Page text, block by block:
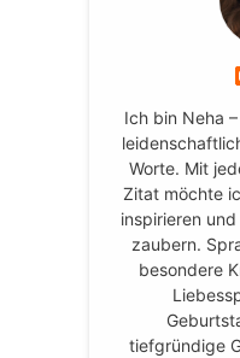
Ich bin Neha
Worte. Mit
Zitat möchte
inspirieren
zaubern.
besondere
tiefgründige